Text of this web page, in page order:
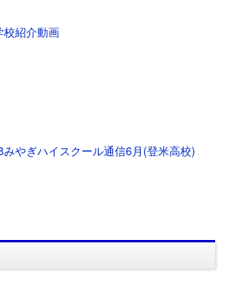
校紹介動画
みやぎハイスクール通信6月(登米高校)